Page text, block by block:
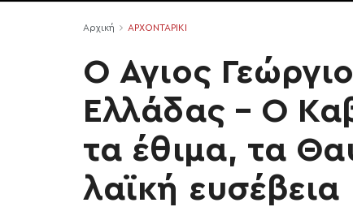
Αρχική ΑΡΧΟΝΤΑΡΙΚΙ
Ο Άγιος
Ελλάδας – Ο
τα έθιμα, τα
λαϊκή ευσέβεια